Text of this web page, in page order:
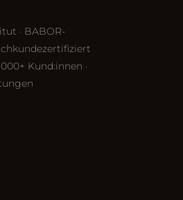
· BABOR-
Kund:innen ·